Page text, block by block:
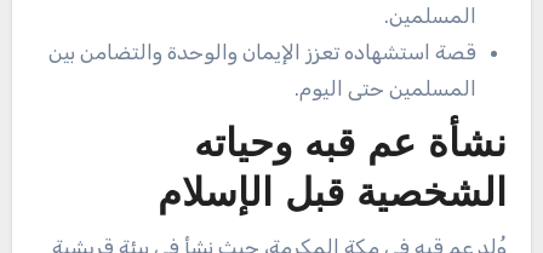
المسلمين.
قصة استشهاده تعزز الإيمان والوحدة والتضامن بين
المسلمين حتى اليوم.
نشأة عم قبه وحياته
الشخصية قبل الإسلام
وُلد عم قبه في مكة المكرمة، حيث نشأ في بيئة قريشية